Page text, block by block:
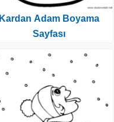
Kardan Adam Boyama
Sayfası